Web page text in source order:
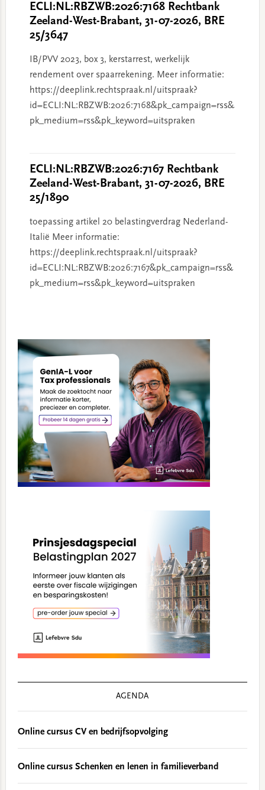
ECLI:NL:RBZWB:2026:7168 Rechtbank
Zeeland-West-Brabant, 31-07-2026, BRE
25/3647
IB/PVV 2023, box 3, kerstarrest, werkelijk
rendement over spaarrekening. Meer informatie:
https://deeplink.rechtspraak.nl/uitspraak?
id=ECLI:NL:RBZWB:2026:7168&pk_campaign=rss&
pk_medium=rss&pk_keyword=uitspraken
ECLI:NL:RBZWB:2026:7167 Rechtbank
Zeeland-West-Brabant, 31-07-2026, BRE
25/1890
toepassing artikel 20 belastingverdrag Nederland-
Italië Meer informatie:
https://deeplink.rechtspraak.nl/uitspraak?
id=ECLI:NL:RBZWB:2026:7167&pk_campaign=rss&
pk_medium=rss&pk_keyword=uitspraken
Sidebar
AGENDA
Online cursus CV en bedrijfsopvolging
Online cursus Schenken en lenen in familieverband